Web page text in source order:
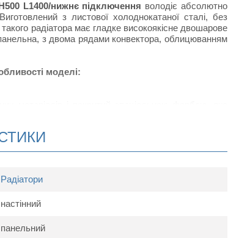
L1400/нижнє підключення володіє абсолютно
з листової холоднокатаної сталі, без
радіатора має гладке високоякісне двошарове
з двома рядами конвектора, облицюванням
моделі:
збільшують конвенцію повітряних потоків в
Радіатори
настінний
панельний